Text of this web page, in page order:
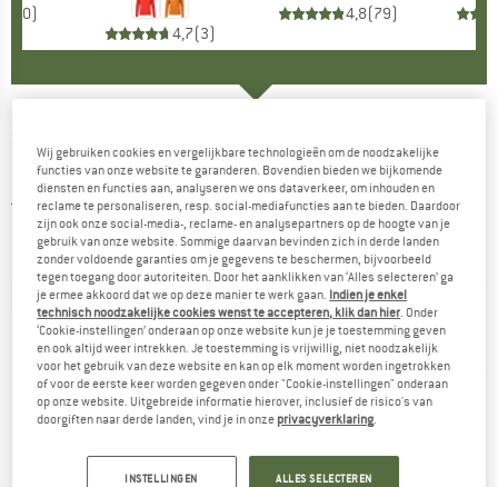
0)
4,7(3)
4,8(79)
Hoed
5,0(2)
Wij gebruiken cookies en vergelijkbare technologieën om de noodzakelijke
functies van onze website te garanderen. Bovendien bieden we bijkomende
diensten en functies aan, analyseren we ons dataverkeer, om inhouden en
reclame te personaliseren, resp. social-mediafuncties aan te bieden. Daardoor
zijn ook onze social-media-, reclame- en analysepartners op de hoogte van je
gebruik van onze website. Sommige daarvan bevinden zich in derde landen
zonder voldoende garanties om je gegevens te beschermen, bijvoorbeeld
tegen toegang door autoriteiten. Door het aanklikken van ‘Alles selecteren’ ga
je ermee akkoord dat we op deze manier te werk gaan. Indien je enkel
technisch noodzakelijke cookies wenst te accepteren, klik dan hier. Onder
‘Cookie-instellingen’ onderaan op onze website kun je je toestemming geven
en ook altijd weer intrekken. Je toestemming is vrijwillig, niet noodzakelijk
voor het gebruik van deze website en kan op elk moment worden ingetrokken
of voor de eerste keer worden gegeven onder "Cookie-instellingen" onderaan
op onze website. Uitgebreide informatie hierover, inclusief de risico's van
doorgiften naar derde landen, vind je in onze privacyverklaring.
INSTELLINGEN ALLES SELECTEREN